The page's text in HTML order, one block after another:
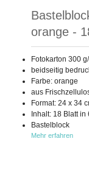
orange -
Fotokarton 300 g/
beidseitig
Farbe: orange
aus
Format: 24 x 34
Inhalt: 18 Blatt in
Bastelblock
Mehr erfahren